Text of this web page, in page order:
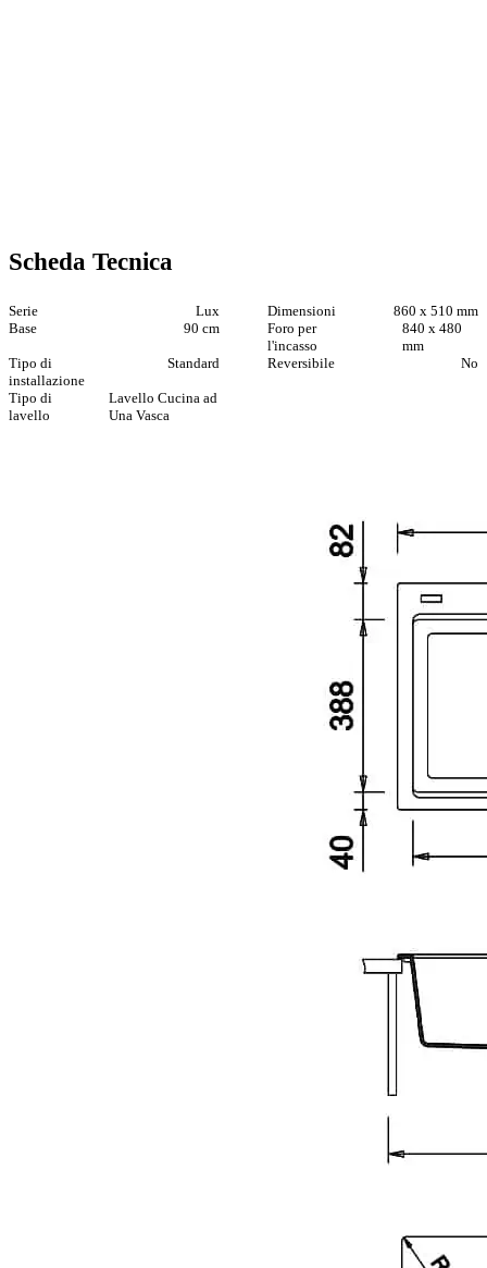
Scheda Tecnica
Serie Lux Dimensioni
860 x 510 mm
Base
90 cm
Foro per
l'incasso
840 x 480
mm
Tipo di
installazione
Standard Reversibile No
Tipo di
lavello
Lavello Cucina ad
Una Vasca